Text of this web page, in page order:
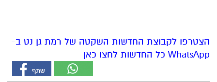
הצטרפו לקבוצת החדשות השקטה של רמת גן נט ב-
WhatsApp כל החדשות לחצו כאן